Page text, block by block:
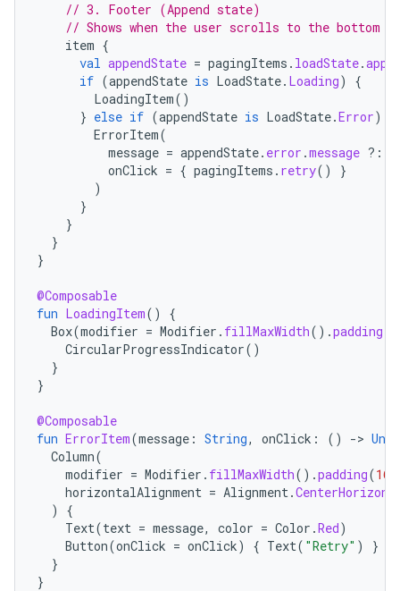
// 3. Footer (Append state)
// Shows when the user scrolls to the bottom
item {
val appendState = pagingItems . loadState.
if (appendState is LoadState. Loading)
{
LoadingItem()
} else if (appendState is LoadState.Error)
ErrorItem(
message = appendState. error .message ?:
onClick = { pagingItems . retry()
}
)
}
}
}
}
@Composable
fun LoadingItem()
{
Box(modifier = Modifier . fillMaxWidth().padding
CircularProgressIndicator()
}
}
@Composable
fun ErrorItem(message : String, onClick : () -> Unit
Column(
modifier = Modifier . fillMaxWidth().padding(16.
horizontalAlignment = Alignment.
)
{
Text(text = message, color = Color .Red)
Button(onClick = onClick) { Text( "Retry" )
}
}
}